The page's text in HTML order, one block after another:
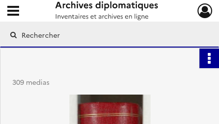
Archives diplomatiques
Ouvrir le menu déroulant
309 medias